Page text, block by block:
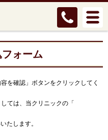
ォーム
を確認」ボタンをクリックしてく
ては、当クリニックの「
たします。